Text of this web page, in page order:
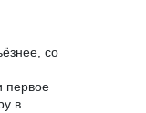
со
первое
в